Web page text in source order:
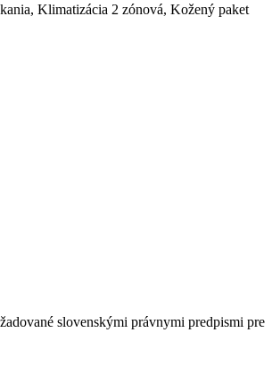
Klimatizácia 2 zónová, Kožený paket
slovenskými právnymi predpismi pre